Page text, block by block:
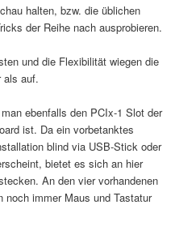
halten, bzw. die üblichen
der Reihe nach ausprobieren.
und die Flexibilität wiegen die
als auf.
ebenfalls den PCIx-1 Slot der
ist. Da ein vorbetanktes
blind via USB-Stick oder
bietet es sich an hier
An den vier vorhandenen
noch immer Maus und Tastatur